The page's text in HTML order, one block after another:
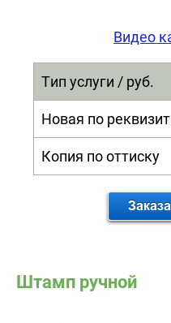
Видео
Тип услуги / руб.
Новая по
Копия по оттиску
Штамп ручной